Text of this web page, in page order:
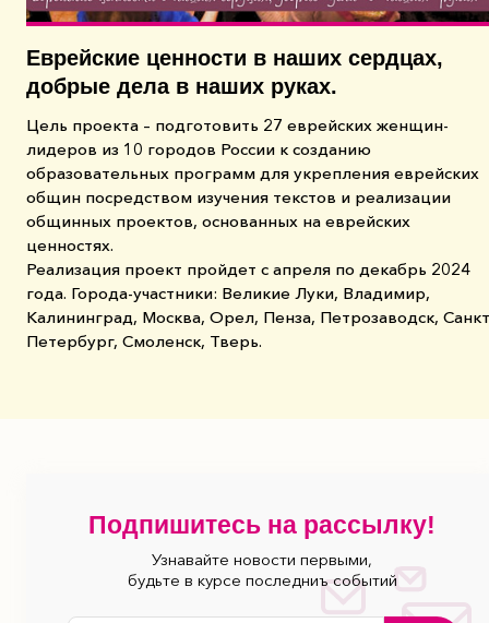
Еврейские ценности в наших сердцах,
добрые дела в наших руках.
Цель проекта – подготовить 27 еврейских женщин-
лидеров из 10 городов России к созданию
образовательных программ для укрепления еврейских
общин посредством изучения текстов и реализации
общинных проектов, основанных на еврейских
ценностях.
Реализация проект пройдет с апреля по декабрь 2024
года. Города-участники: Великие Луки, Владимир,
Калининград, Москва, Орел, Пенза, Петрозаводск,
Петербург, Смоленск, Тверь.
Подпишитесь на рассылку!
Узнавайте новости первыми,
будьте в курсе последниъ событий